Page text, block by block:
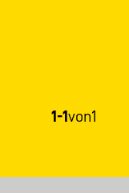
1-1von1